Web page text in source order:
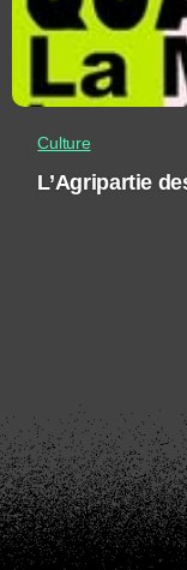
Culture
L’Agripartie